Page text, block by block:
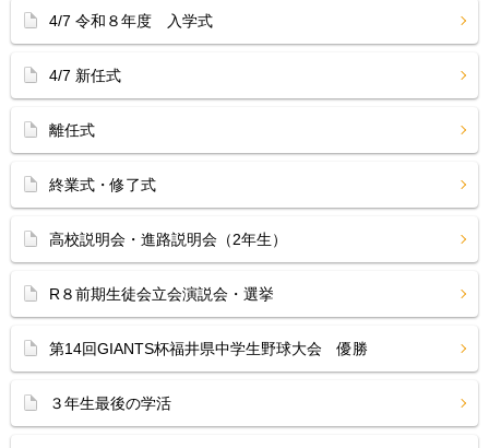
4/7 令和８年度 入学式
4/7 新任式
離任式
終業式・修了式
高校説明会・進路説明会（2年生）
R８前期生徒会立会演説会・選挙
第14回GIANTS杯福井県中学生野球大会 優勝
３年生最後の学活